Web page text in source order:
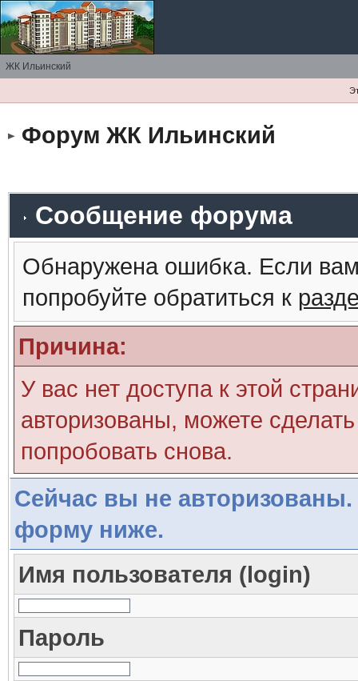
ЖК Ильинский
Форум ЖК Ильинский
Сообщение форума
Обнаружена ошибка. Если
попробуйте обратиться к
Причина:
У вас нет доступа к этой
авторизованы, можете
попробовать снова.
Сейчас вы не авторизованы.
форму ниже.
Имя пользователя (login)
Пароль